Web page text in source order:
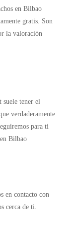
en Bilbao
gratis. Son
la valoración
suele tener el
verdaderamente
para ti
Bilbao
en contacto con
cerca de ti.